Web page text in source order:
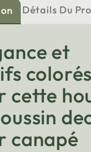
Détails Du
et
colorés
cette
canapé